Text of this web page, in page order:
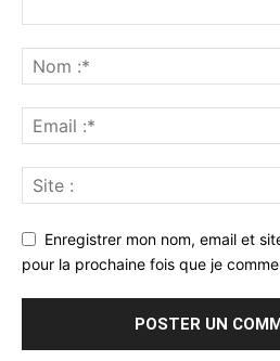
Enregistrer mon nom, email et
pour la prochaine fois que je